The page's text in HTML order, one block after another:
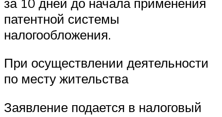
патентной системы
налогообложения.
При осуществлении деятельности
по месту жительства
Заявление подается в налоговый